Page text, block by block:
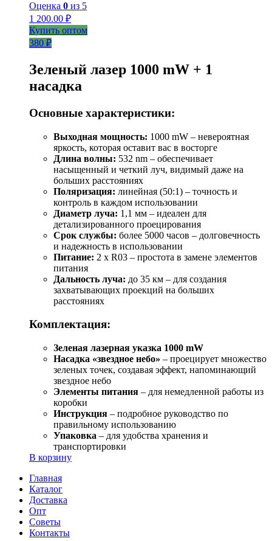
Оценка 0 из 5
1 200.00 ₽
Купить оптом
380 ₽
Зеленый лазер 1000 mW + 1
насадка
Основные характеристики:
Выходная мощность: 1000 mW – невероятная
яркость, которая оставит вас в восторге
Длина волны: 532 nm – обеспечивает
насыщенный и четкий луч, видимый даже на
больших расстояниях
Поляризация: линейная (50:1) – точность и
контроль в каждом использовании
Диаметр луча: 1,1 мм – идеален для
детализированного проецирования
Срок службы: более 5000 часов – долговечность
и надежность в использовании
Питание: 2 х R03 – простота в замене элементов
питания
Дальность луча: до 35 км – для создания
захватывающих проекций на больших
расстояниях
Комплектация:
Зеленая лазерная указка 1000 mW
Насадка «звездное небо» – проецирует множество
зеленых точек, создавая эффект, напоминающий
звездное небо
Элементы питания – для немедленной работы из
коробки
Инструкция – подробное руководство по
правильному использованию
Упаковка – для удобства хранения и
транспортировки
В корзину
Главная
Каталог
Доставка
Опт
Советы
Контакты